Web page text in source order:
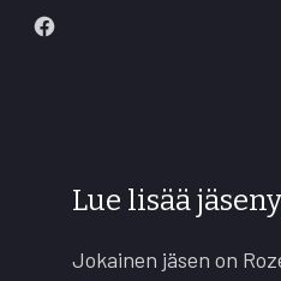
New
Lue lisää
Jokainen jäsen on